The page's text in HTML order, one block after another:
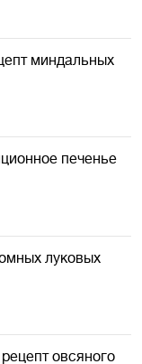
миндальных
печенье
луковых
овсяного